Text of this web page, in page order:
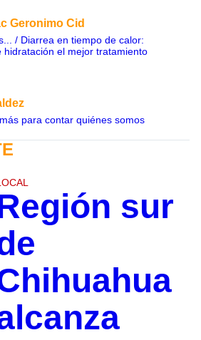
Geronimo Cid
/ Diarrea en tiempo de calor:
hidratación el mejor tratamiento
para contar quiénes somos
sur